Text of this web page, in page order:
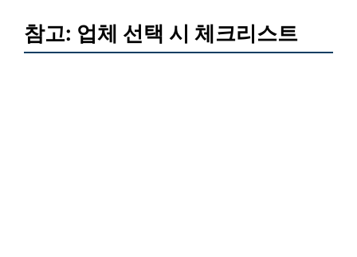
참고: 업체 선택 시 체크리스트